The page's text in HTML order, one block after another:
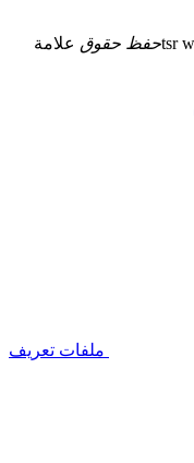
tsrحفظ حقوق علامة
ملفات تعريف